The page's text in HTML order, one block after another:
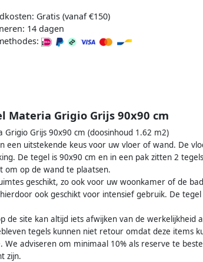
Gratis (vanaf €150)
14 dagen
Materia Grigio Grijs 90x90 cm
Grijs 90x90 cm (doosinhoud 1.62 m2)
een uitstekende keus voor uw vloer of wand. De
De tegel is 90x90 cm en in een pak zitten 2
om op de wand te plaatsen.
geschikt, zo ook voor uw woonkamer of de
ook geschikt voor intensief gebruik. De
de site kan altijd iets afwijken van de werkelijkheid
tegels kunnen niet retour omdat deze items
adviseren om minimaal 10% als reserve te
zijn.